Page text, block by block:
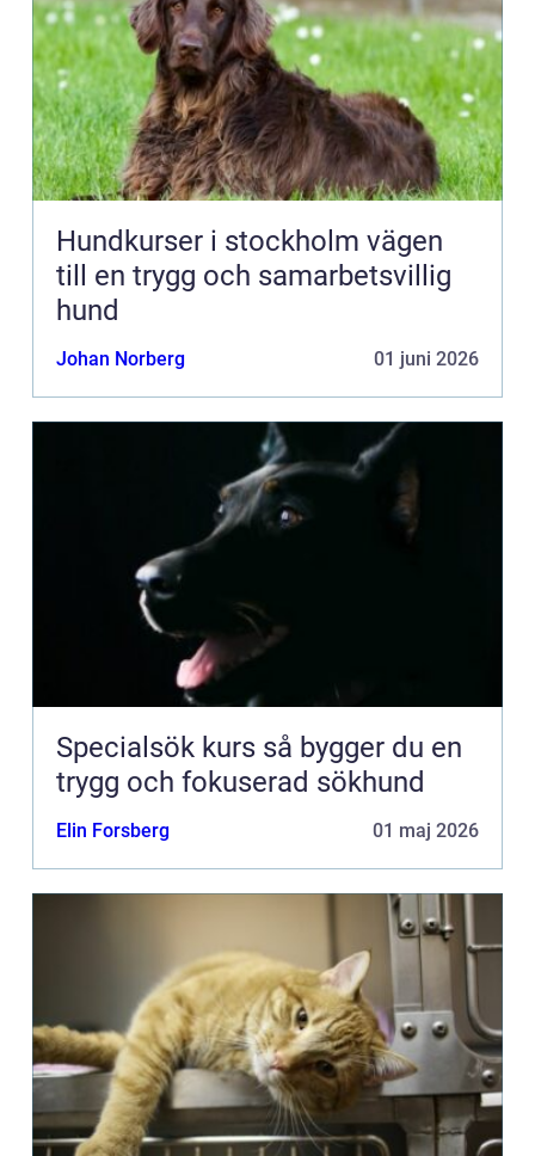
Hundkurser i stockholm vägen
till en trygg och samarbetsvillig
hund
Johan Norberg 01 juni 2026
Specialsök kurs så bygger du en
trygg och fokuserad sökhund
Elin Forsberg 01 maj 2026